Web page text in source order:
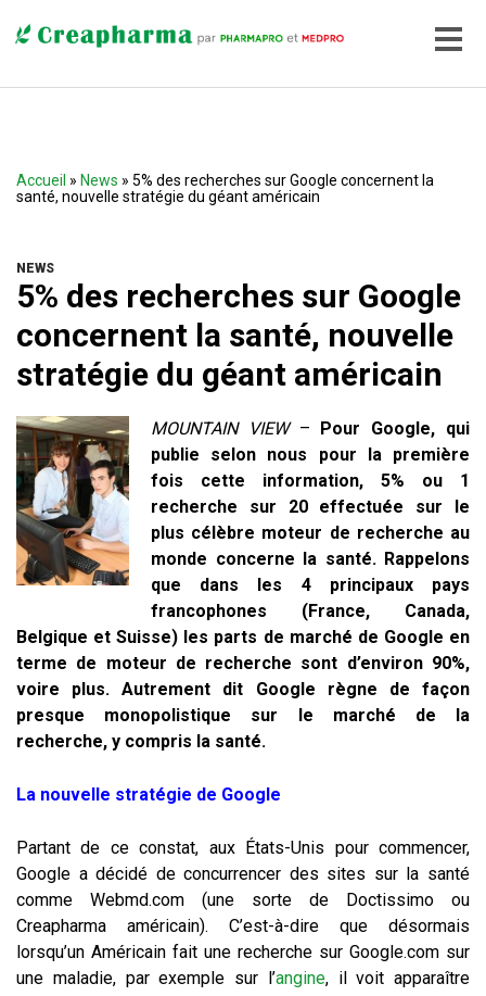
Accueil » News » 5% des recherches sur Google concernent la
santé, nouvelle stratégie du géant américain
NEWS
5% des recherches sur Google
concernent la santé, nouvelle
stratégie du géant américain
MOUNTAIN VIEW– Pour Google, qui
publie selon nous pour la première
fois cette information, 5% ou 1
recherche sur 20 effectuée sur le
plus célèbre moteur de recherche au
monde concerne la santé. Rappelons
que dans les 4 principaux pays
francophones (France, Canada,
Belgique et Suisse) les parts de marché de Google en
terme de moteur de recherche sont d’environ 90%,
voire plus. Autrement dit Google règne de façon
presque monopolistique sur le marché de la
recherche, y compris la santé.
La nouvelle stratégie de Google
Partant de ce constat, aux États-Unis pour commencer,
Google a décidé de concurrencer des sites sur la santé
comme Webmd.com (une sorte de Doctissimo ou
Creapharma américain). C’est-à-dire que désormais
lorsqu’un Américain fait une recherche sur Google.com sur
une maladie, par exemple sur l’angine, il voit apparaître